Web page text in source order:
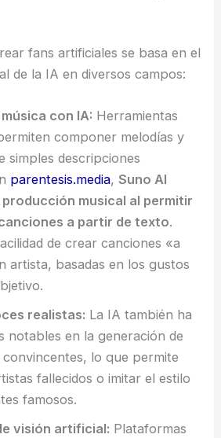
fans artificiales se basa en el
de la IA en diversos campos:
con IA: Herramientas
componer melodías y
simples descripciones
parentesis.media,Suno AI
musical al permitir
a partir de texto.
de crear canciones «a
artista, basadas en los gustos
realistas: La IA también ha
notables en la generación de
lo que permite
fallecidos o imitar el estilo
famosos.
visión artificial: Plataformas